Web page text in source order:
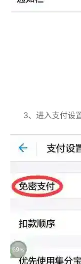
3、进入支付设